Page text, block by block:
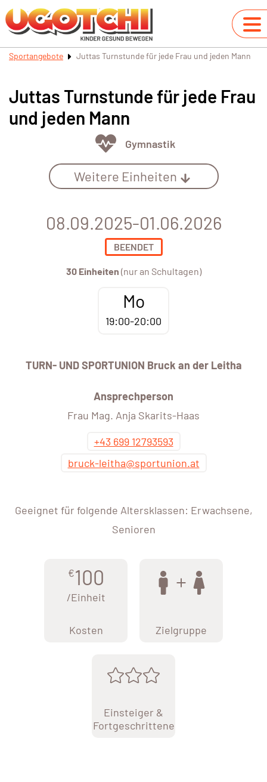
Sportangebote Juttas Turnstunde für jede Frau und jeden Mann
Juttas Turnstunde für jede Frau
und jeden Mann
Gymnastik
Weitere Einheiten
08.09.2025-01.06.2026
BEENDET
30 Einheiten (nur an Schultagen)
Mo
19:00-20:00
TURN- UND SPORTUNION Bruck an der Leitha
Ansprechperson
Frau Mag. Anja Skarits-Haas
+43 699 12793593
bruck-leitha@sportunion.at
Geeignet für folgende Altersklassen: Erwachsene,
Senioren
€100
/Einheit
Kosten Zielgruppe
Einsteiger &
Fortgeschrittene